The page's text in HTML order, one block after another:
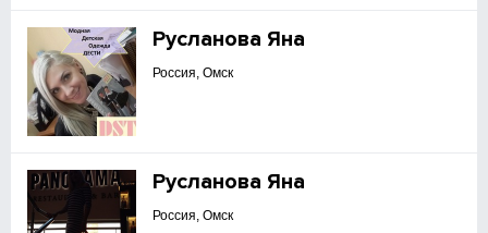
Русланова Яна
Россия, Омск
Русланова Яна
Россия, Омск